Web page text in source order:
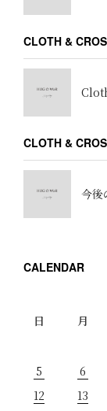
CLOTH &
CLOTH &
今後
CALENDAR
日
月
5
6
12
13